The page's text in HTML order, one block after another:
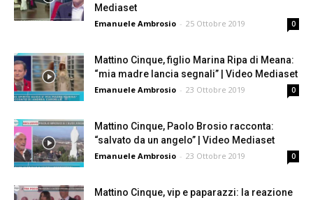
Mediaset
Emanuele Ambrosio - 25 Ottobre 2019 0
Mattino Cinque, figlio Marina Ripa di Meana:
“mia madre lancia segnali” | Video Mediaset
Emanuele Ambrosio - 23 Ottobre 2019 0
Mattino Cinque, Paolo Brosio racconta:
“salvato da un angelo” | Video Mediaset
Emanuele Ambrosio - 23 Ottobre 2019 0
Mattino Cinque, vip e paparazzi: la reazione